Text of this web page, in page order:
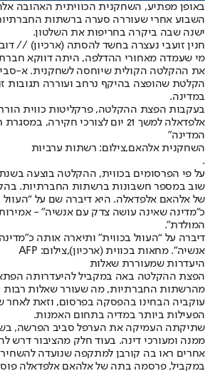
באופן מפתיע, השחקנית הכוויתית האהובה
השבוע אחרי שעוררה סערה ברשתות
ישנה שבה ביקרה בחריפות את השלטון.
חנין זועבי נעצרה בחשד להסתה (ארכיון) //
מי שעמדה מאחורי ההדלפה, היתה דווקא
את ההקלטה הקולית שיוחסה לשחקנית. א-
הקלטת שהופצה בהיקף נרחב ועוררה תגובות
במדינה.
בעקבות הפצת ההקלטה, פרקליטות כווית
אלפדאלה למשך 21 יום לצורכי
המדינה"
השחקנית אלהאם,צילום: רשתות ערביות
.
שוב במספר חשבונות ברשתות החברתיות.
של אלהאם אלפדאלה. היא דיברה שם על “העוול
כ”מדינה שאינה עושה צדק עם אנשיה” - אמירות
המולדת".
דיברה על “העוול בכווית” ותיארה אותה
אנשיה”. מחאות בכווית (ארכיון),צילום: AFP
היעדרות שמעוררת שאלות
הפצת ההקלטה באה במקביל להיעדרותה
מהרשתות החברתיות, מה שעורר שאלות
עוקביה הבחינו בהפסקה בפרסום, וזאת
הפעילות ביותר במדיה בתחום האמנות.
שתיקתה העמיקה את הערפל סביב הפרשה,
ממנה ומעורכי דינה. בעוד חלק מהציבור דרש
אחרים ראו בה קורבן למתקפה שנועדה
במקביל, פרסמה בתה של אלהאם אלפדאלה